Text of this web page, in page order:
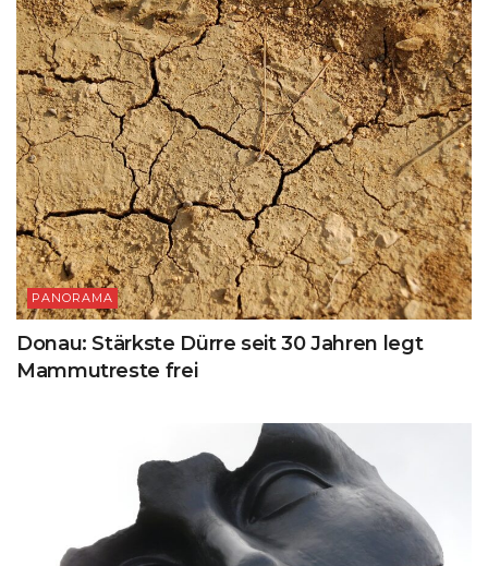
PANORAMA
Donau: Stärkste Dürre seit 30 Jahren legt
Mammutreste frei